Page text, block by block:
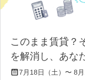
このまま賃貸？
を解消し、あな
7月18日（土）〜 8